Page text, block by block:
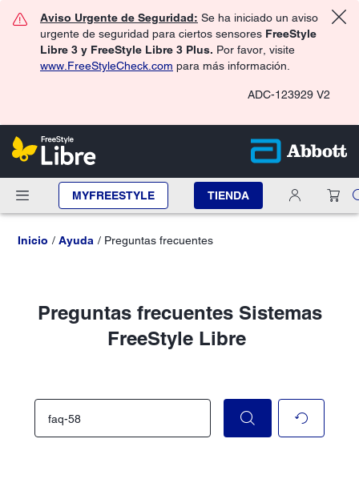
Aviso Urgente de Seguridad: Se ha iniciado un aviso
urgente de seguridad para ciertos sensores FreeStyle
Libre 3 y FreeStyle Libre 3 Plus. Por favor, visite
www.FreeStyleCheck.com para más información.
ADC-123929 V2
MYFREESTYLE TIENDA
Inicio Ayuda Preguntas frecuentes
Preguntas frecuentes Sistemas
FreeStyle Libre